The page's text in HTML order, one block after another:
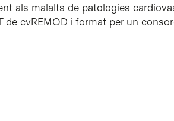
als malalts de patologies
cvREMOD i format per un